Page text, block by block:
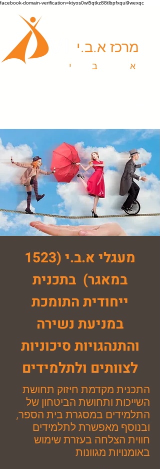
facebook-domain-verification=ktyos0wi5qtkz88tlbpfxqui9wexqc
מרכז א.ב.י
א ב י
מעגלי א.ב.י (1523
במאגר) בתכנית
ייחודית התומכת
במניעת נשירה
והתנהגויות סיכוניות
לצוותים ולתלמידים
התכנית מקדמת חיזוק תחושת
השייכות ותחושת הביטחון של
התלמידים במסגרת בית הספר,
ובנוסף מאפשרת לתלמידים
חווית הצלחה בעזרת שימוש
באומנויות מגוונות